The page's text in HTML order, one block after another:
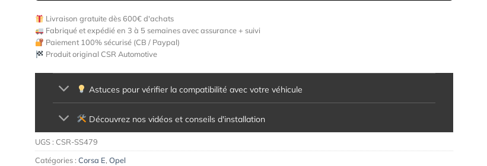
Livraison gratuite dès 600€ d'achats
Fabriqué et expédié en 3 à 5 semaines avec assurance + suivi
Paiement 100% sécurisé (CB / Paypal)
Produit original CSR Automotive
Astuces pour vérifier la compatibilité avec votre véhicule
Découvrez nos vidéos et conseils d'installation
UGS : CSR-SS479
Catégories : Corsa E, Opel